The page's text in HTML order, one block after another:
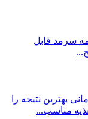
سرمد قابل
بهترین نتیجه را
مناسب...